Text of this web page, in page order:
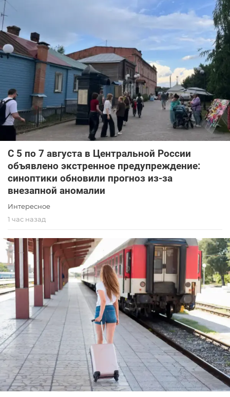
С 5 по 7 августа в Центральной России
объявлено экстренное предупреждение:
синоптики обновили прогноз из-за
внезапной аномалии
Интересное
1 час назад